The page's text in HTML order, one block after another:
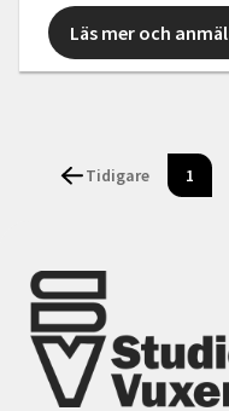
Läs mer och anmäl
Tidigare 1